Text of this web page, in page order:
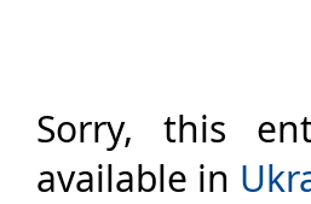
Sorry, this
available in